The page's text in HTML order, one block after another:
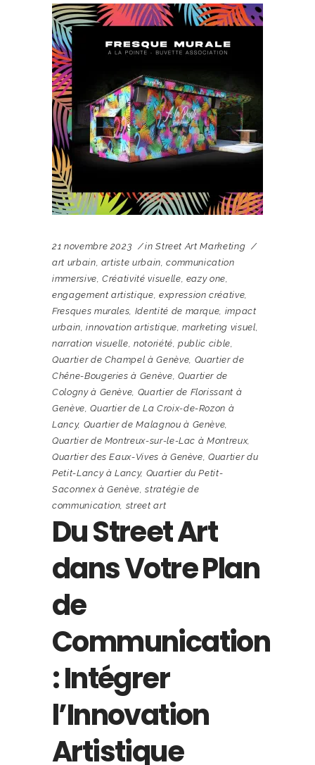
21 novembre 2023 in Street Art Marketing
art urbain artiste urbain ,communication
immersive ,Créativité visuelle eazy one
engagement artistique expression créative
Fresques murales Identité de marque impact
urbain ,innovation artistique ,marketing visuel
narration visuelle ,notoriété ,public cible
Quartier de Champel à Genève Quartier de
Chêne-Bougeries à Genève Quartier de
Cologny à Genève Quartier de Florissant à
Genève ,Quartier de La Croix-de-Rozon à
Lancy, Quartier de Malagnou à Genève
Quartier de Montreux-sur-le-Lac à Montreux,
Quartier des Eaux-Vives à Genève ,Quartier du
Petit-Lancy à Lancy, Quartier du Petit-
Saconnex à Genève ,stratégie de
communication street art
Du Street Art
dans Votre Plan
de
Communication
: Intégrer
l’Innovation
Artistique